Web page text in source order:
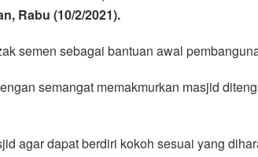
Rabu (10/2/2021).
semen sebagai bantuan awal
semangat memakmurkan masjid
agar dapat berdiri kokoh sesuai yang